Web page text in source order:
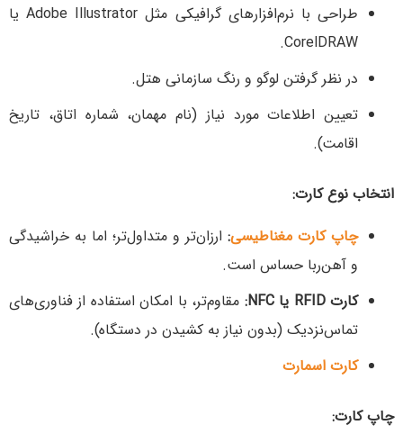
طراحی با نرم‌افزارهای گرافیکی مثل Adobe Illustrator یا
CorelDRAW.
در نظر گرفتن لوگو و رنگ سازمانی هتل.
تعیین اطلاعات مورد نیاز (نام مهمان، شماره اتاق، تاریخ
اقامت).
انتخاب نوع کارت:
چاپ کارت مغناطیسی: ارزان‌تر و متداول‌تر؛ اما به خراشیدگی
و آهن‌ربا حساس است.
کارت RFID یا NFC:
مقاوم‌تر، با امکان استفاده از فناوری‌های
تماس‌نزدیک (بدون نیاز به کشیدن در دستگاه).
کارت اسمارت
چاپ کارت: